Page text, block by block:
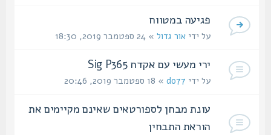
פגיעה במטווח
על ידיאור גדול» 24 ספטמבר 2019, 18:30
ירי מעשי עם אקדח Sig P365
על ידיdo77» 18 ספטמבר 2019, 20:46
עונת מבחן לספורטאים שאינם מקיימים את
הוראת התבחין